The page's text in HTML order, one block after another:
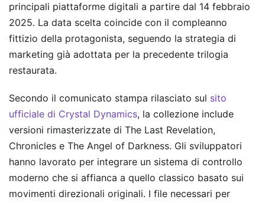
principali piattaforme digitali a partire dal 14 febbraio
2025. La data scelta coincide con il compleanno
fittizio della protagonista, seguendo la strategia di
marketing già adottata per la precedente trilogia
restaurata.
Secondo il comunicato stampa rilasciato sul sito
ufficiale di Crystal Dynamics, la collezione include
versioni rimasterizzate di The Last Revelation,
Chronicles e The Angel of Darkness. Gli sviluppatori
hanno lavorato per integrare un sistema di controllo
moderno che si affianca a quello classico basato sui
movimenti direzionali originali. I file necessari per